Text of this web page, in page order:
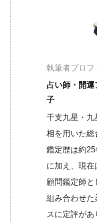
執筆者プロフ
占い師・開運
子
干支九星・九
相を用いた総
鑑定歴は約
に加え、現
顧問鑑定師と
組み合わせた
スに定評が